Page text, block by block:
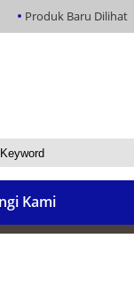
Produk Baru Dilihat
Kami